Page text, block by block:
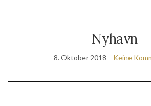
Nyhavn
8. Oktober 2018 Keine